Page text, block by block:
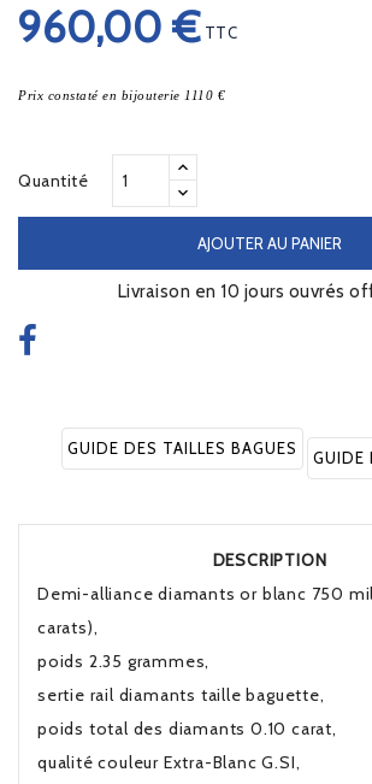
960,00 € TTC
Prix constaté en bijouterie 1110 €
Quantité
AJOUTER AU PANIER
Livraison en 10 jours ouvrés
GUIDE DES TAILLES BAGUES GUIDE
DESCRIPTION
Demi-alliance diamants or blanc 750
carats),
poids 2.35 grammes,
sertie rail diamants taille baguette,
poids total des diamants 0.10 carat,
qualité couleur Extra-Blanc G.SI,